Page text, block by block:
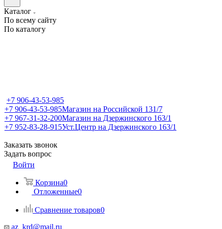
Каталог
По всему сайту
По каталогу
+7 906-43-53-985
+7 906-43-53-985Магазин на Российской 131/7
+7 967-31-32-200Магазин на Дзержинского 163/1
+7 952-83-28-915Уст.Центр на Дзержинского 163/1
Заказать звонок
Задать вопрос
Войти
Корзина0
Отложенные0
Сравнение товаров0
az_krd@mail.ru